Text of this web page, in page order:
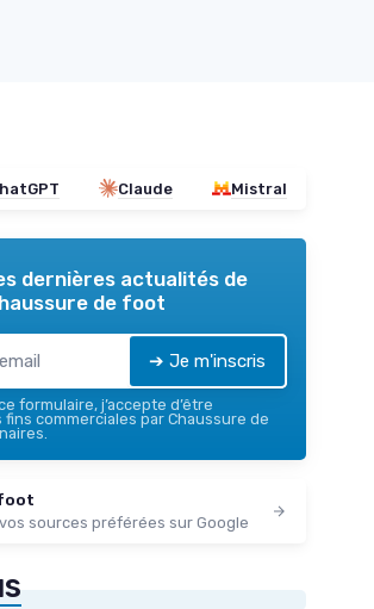
Claude Mistral
dernières actualités de
de foot
➔ Je m'inscris
formulaire, j’accepte d’être
commerciales par Chaussure de
sources préférées sur Google